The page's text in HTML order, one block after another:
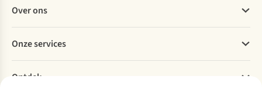
Bestellen
Betalen
Levering
Retourneren
Bestelling herroepen
Over ons
Explore More
Verantwoord ondernemen
Over Ayacucho
Onze services
Ontdek